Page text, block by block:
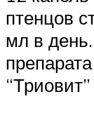
птенцов
мл в